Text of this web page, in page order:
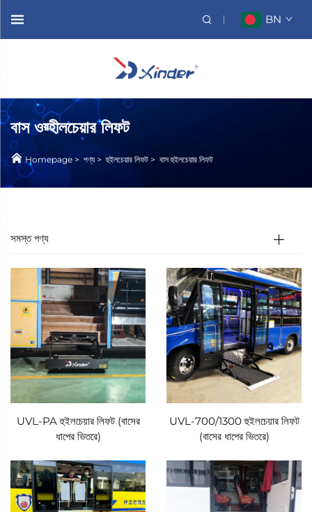
BN
বাস ওয়্হীলচেয়ার লিফট
Homepage > পণ্য>হুইলচেয়ার লিফট > বাস হুইলচেয়ার লিফট
সমস্ত পণ্য
UVL-PA হুইলচেয়ার লিফট (বাসের
ধাপের ভিতরে)
UVL-700/1300 হুইলচেয়ার লিফট
(বাসের ধাপের ভিতরে)